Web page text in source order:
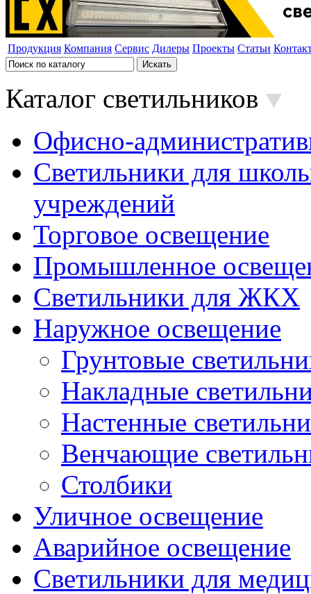
Продукция Компания Сервис Дилеры Проекты Статьи
Каталог светильников
Офисно-
Светильники для
учреждений
Торговое освещение
Промышленное
Светильники для ЖКХ
Наружное освещение
Грунтовые
Накладные
Настенные
Венчающие
Столбики
Уличное освещение
Аварийное освещение
Светильники для